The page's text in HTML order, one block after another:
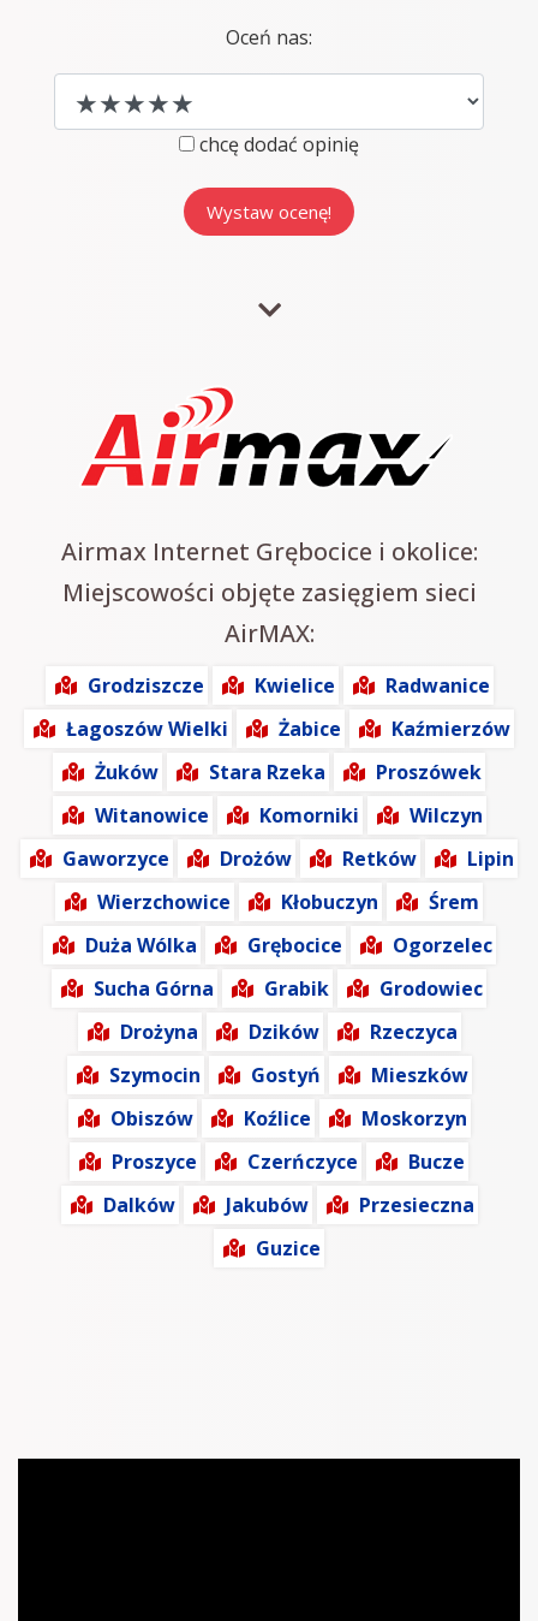
Oceń nas:
chcę dodać opinię
Airmax Internet Grębocice i okolice:
Miejscowości objęte zasięgiem sieci
AirMAX:
Grodziszcze Kwielice
Radwanice
Łagoszów Wielki
Żabice
Kaźmierzów
Żuków
Stara Rzeka
Proszówek
Witanowice
Komorniki
Wilczyn
Gaworzyce
Drożów Retków
Lipin
Wierzchowice
Kłobuczyn
Śrem
Duża Wólka
Grębocice
Ogorzelec
Sucha Górna
Grabik
Grodowiec
Drożyna
Dzików
Rzeczyca
Szymocin
Gostyń
Mieszków
Obiszów
Koźlice
Moskorzyn
Proszyce
Czerńczyce
Bucze
Dalków
Jakubów
Przesieczna
Guzice